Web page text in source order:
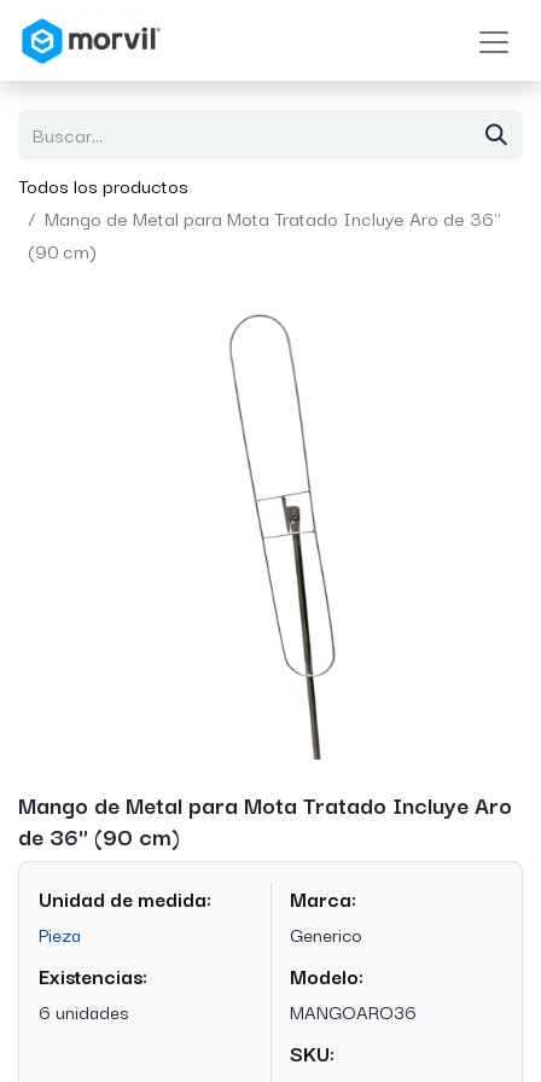
Todos los productos
Mango de Metal para Mota Tratado Incluye Aro de 36"
(90 cm)
Mango de Metal para Mota Tratado Incluye Aro
de 36" (90 cm)
Unidad de medida:
Pieza
Existencias:
6 unidades
Marca:
Generico
Modelo:
MANGOARO36
SKU: